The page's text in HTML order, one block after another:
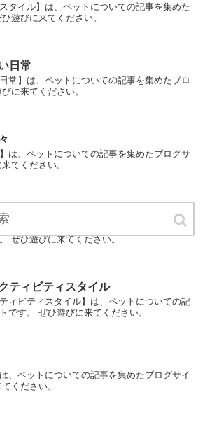
タイル】は、ペットについての記事を集めた
遊びに来てください。
日常
常】は、ペットについての記事を集めたブロ
に来てください。
は、ペットについての記事を集めたブログサ
てください。
ッション時間
ション時間】は、ペットについての記事を集
ぜひ遊びに来てください。
ティビティスタイル
ィビティスタイル】は、ペットについての記
です。 ぜひ遊びに来てください。
、ペットについての記事を集めたブログサイ
ください。